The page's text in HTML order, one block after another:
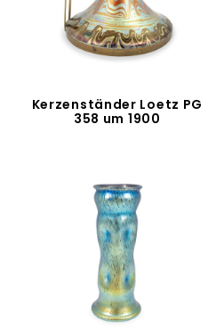
Kerzenständer Loetz PG
358 um 1900